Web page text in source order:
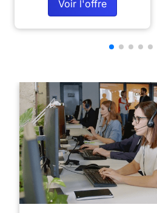
Voir l'offre